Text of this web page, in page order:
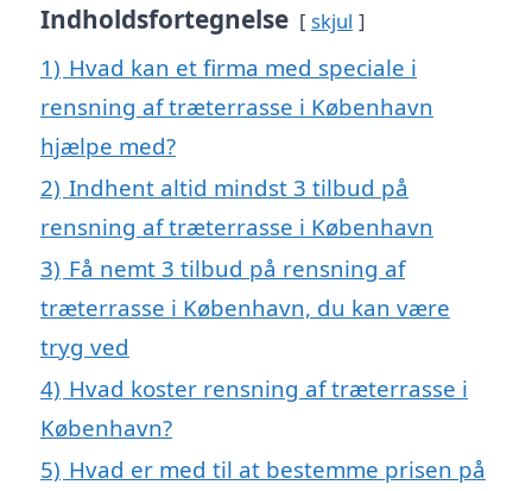
Indholdsfortegnelse skjul
1) Hvad kan et firma med speciale i
rensning af træterrasse i København
hjælpe med?
2) Indhent altid mindst 3 tilbud på
rensning af træterrasse i København
3) Få nemt 3 tilbud på rensning af
træterrasse i København, du kan være
tryg ved
4) Hvad koster rensning af træterrasse i
København?
5) Hvad er med til at bestemme prisen på